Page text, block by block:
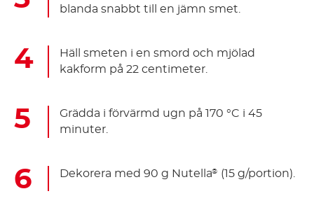
blanda snabbt till en jämn smet.
Häll smeten i en smord och mjölad
kakform på 22 centimeter.
Grädda i förvärmd ugn på 170 °C i 45
minuter.
Dekorera med 90 g Nutella® (15 g/portion).